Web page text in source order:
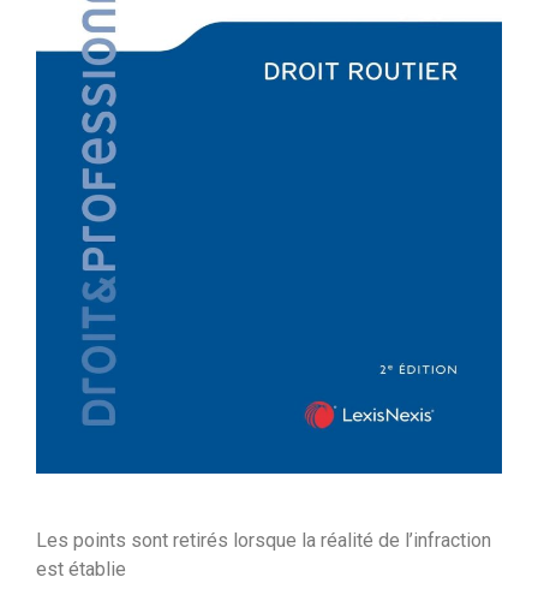
Les points sont retirés lorsque la réalité de l’infraction
est établie